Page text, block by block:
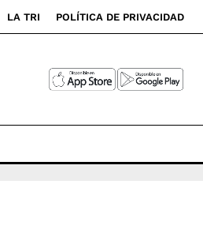
LA TRI POLÍTICA DE PRIVACIDAD